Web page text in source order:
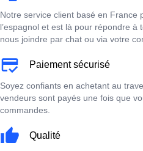
Notre service client basé en France
l’espagnol et est là pour répondre
nous joindre par chat ou via votre
Paiement sécurisé
Soyez confiants en achetant au
vendeurs sont payés une fois que
commandes.
Qualité